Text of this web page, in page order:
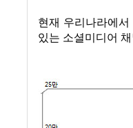
현재 우리나라에
있는 소셜미디어